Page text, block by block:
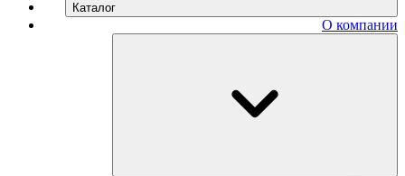
Каталог
О компании